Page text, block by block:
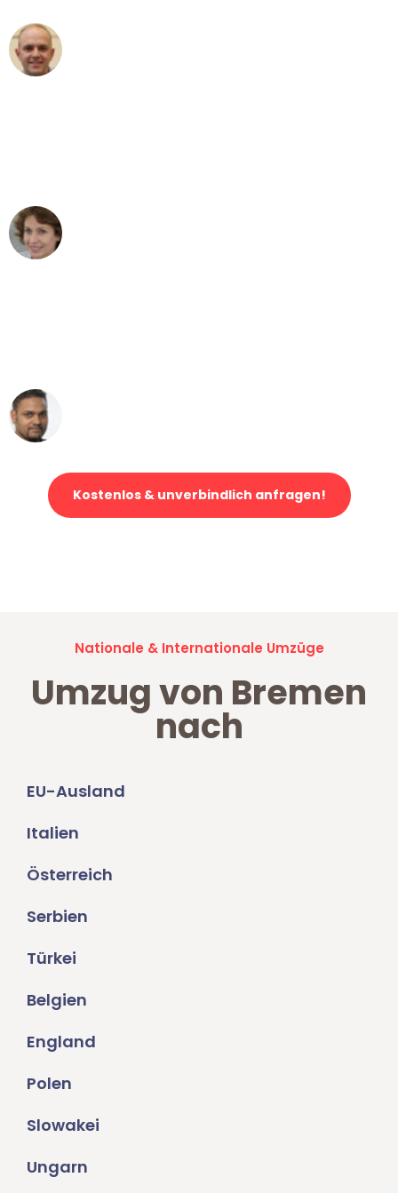
Kostenlos & unverbindlich anfragen!
Nationale & Internationale Umzüge
Umzug von Bremen
nach
EU-Ausland
Italien
Österreich
Serbien
Türkei
Belgien
England
Polen
Slowakei
Ungarn